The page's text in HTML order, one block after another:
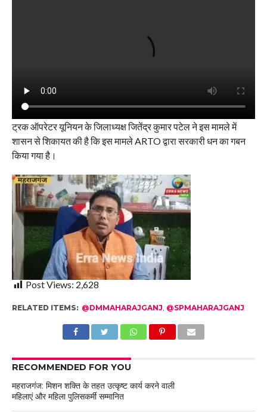
ट्रक ऑपरेटर यूनियन के जिलाध्यक्ष जितेंद्र कुमार पटेल ने इस मामले में
शासन से शिकायत की है कि इस मामले ARTO द्वारा सरकारी धन का गबन
RELATED ITEMS: @DMMAHARAJGANJ,@SPMAHARAJGANJ
RECOMMENDED FOR YOU
महराजगंज: मिशन शक्ति के तहत उत्कृष्ट कार्य करने वाली
महिलाएं और महिला पुलिसकर्मी सम्मानित